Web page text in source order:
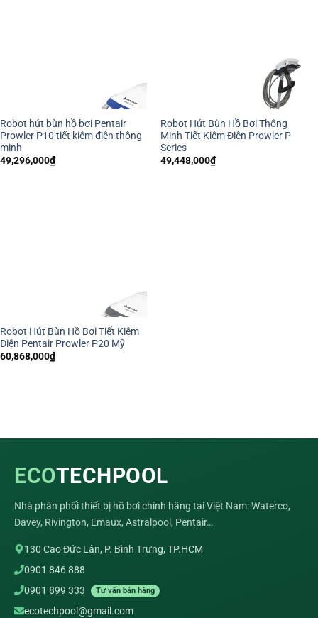
Robot hút bùn hồ bơi Pentair
Prowler P10 tiết kiệm điện thông
minh
49,296,000₫
Robot Hút Bùn Hồ Bơi Thông
Minh Tiết Kiệm Điện Prowler P
Series
49,448,000₫
Robot Hút Bùn Hồ Bơi Tiết Kiệm
Điện Pentair Prowler P20 Mỹ
60,868,000₫
ECOTECHPOOL
Nhà phân phối thiết bị hồ bơi chính hãng tại Việt Nam: Waterco,
Davey, Rivington, Emaux, Astralpool, Pentair…
130 Cao Đức Lân, P. Bình Trưng, TP.HCM
0901 846 888
0901 899 333
Tư vấn bán hàng
ecotechpool@gmail.com